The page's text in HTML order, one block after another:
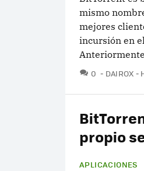
mismo
mejores
incursión en
0
DAIROX
propio
APLICACIONES